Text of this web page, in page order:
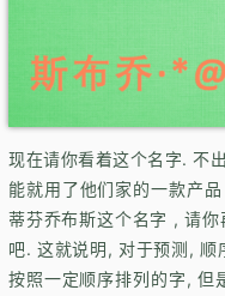
现在请你看着这个名字. 不
能就用了他们家的一款产
蒂芬乔布斯这个名字 , 请
吧. 这就说明, 对于预测, 顺
按照一定顺序排列的字, 但